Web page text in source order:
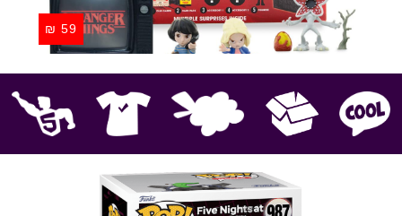
59
₪
אספנות בובות פרווה חולצות